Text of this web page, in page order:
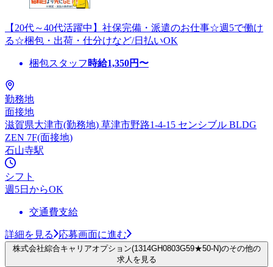
【20代～40代活躍中】社保完備・派遣のお仕事☆週5で働け
る☆梱包・出荷・仕分けなど/日払いOK
梱包スタッフ 時給1,350円〜
勤務地
面接地
滋賀県大津市(勤務地) 草津市野路1-4-15 センシブル BLDG
ZEN 7F(面接地)
石山寺駅
シフト
週5日からOK
交通費支給
詳細を見る 応募画面に進む
株式会社綜合キャリアオプション(1314GH0803G59★50-N)のその他の
求人を見る